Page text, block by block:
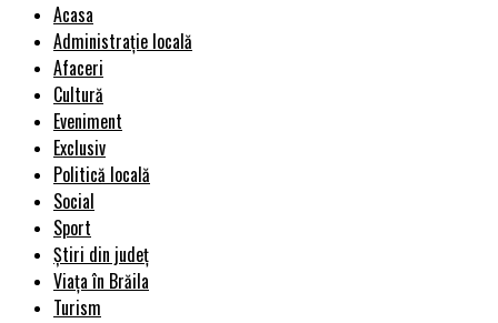
Acasa
Administrație locală
Afaceri
Cultură
Eveniment
Exclusiv
Politică locală
Social
Sport
Știri din județ
Viața în Brăila
Turism